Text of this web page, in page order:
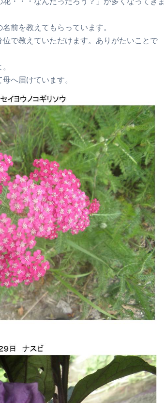
前を教えてもらっています。
で教えていただけます。ありがたいことで
へ届けています。